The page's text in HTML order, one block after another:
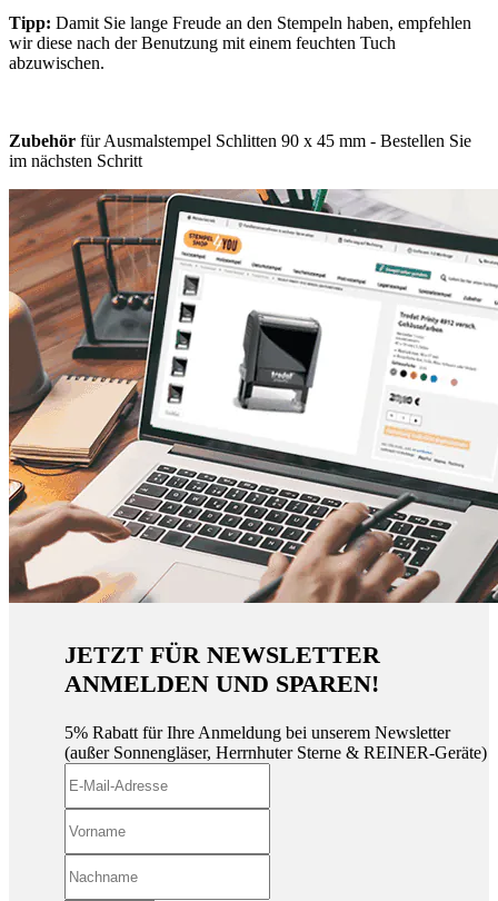
Tipp: Damit Sie lange Freude an den Stempeln haben, empfehlen
wir diese nach der Benutzung mit einem feuchten Tuch
abzuwischen.
Zubehör für Ausmalstempel Schlitten 90 x 45 mm - Bestellen Sie
im nächsten Schritt
JETZT FÜR NEWSLETTER
ANMELDEN UND SPAREN!
5% Rabatt für Ihre Anmeldung bei unserem Newsletter
(außer Sonnengläser, Herrnhuter Sterne & REINER-Geräte)